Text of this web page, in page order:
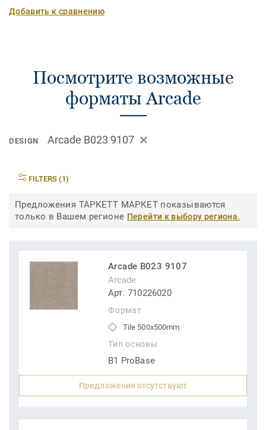
Добавить к сравнению
Посмотрите возможные
форматы Arcade
DESIGN Arcade B023 9107
FILTERS (1)
Предложения ТАРКЕТТ МАРКЕТ показываются
только в Вашем регионе Перейти к выбору региона.
Arcade B023 9107
Arcade
Арт. 710226020
Формат
Tile 500x500mm
Тип основы
B1 ProBase
Предложения отсутствуют